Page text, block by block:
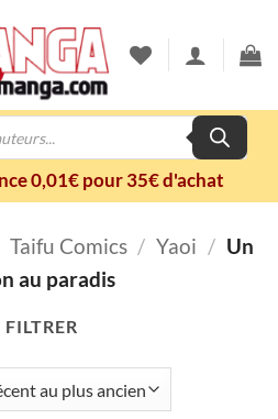
0,01€ pour 35€ d'achat
Taifu Comics / Yaoi / Un
au paradis
FILTRER